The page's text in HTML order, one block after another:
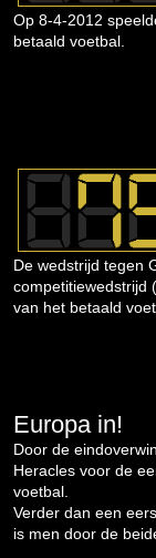
Op 8-4-2012
betaald voetbal.
De wedstrijd tegen
competitiewedstrijd
van het betaald
Europa in!
Door de
Heracles voor de
voetbal.
Verder dan een
is men door de